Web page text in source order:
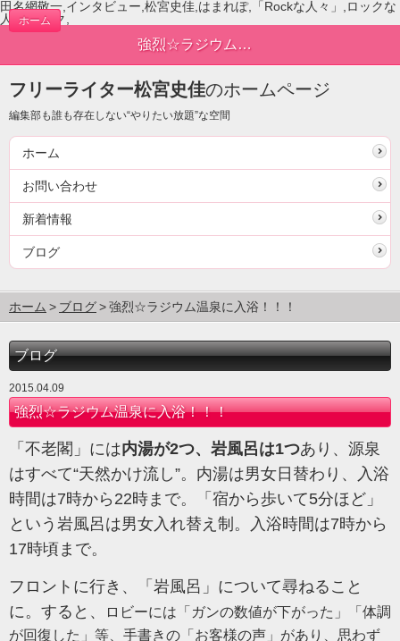
田名網敬一,インタビュー,松宮史佳,はまれぽ,「Rockな人々」,ロックな
人々,ロック,
強烈☆ラジウム温泉に入浴！！！ | ブログ
ホーム
フリーライター松宮史佳のホームページ
編集部も誰も存在しない“やりたい放題”な空間
ホーム
お問い合わせ
新着情報
ブログ
ホーム ブログ 強烈☆ラジウム温泉に入浴！！！
ブログ
2015.04.09
強烈☆ラジウム温泉に入浴！！！
「不老閣」には内湯が2つ、岩風呂は1つあり、源泉
はすべて“天然かけ流し”。内湯は男女日替わり、入浴
時間は7時から22時まで。「宿から歩いて5分ほど」
という岩風呂は男女入れ替え制。入浴時間は7時から
17時頃まで。
フロントに行き、「岩風呂」について尋ねること
に。すると、
ロビーには「ガンの数値が下がった」「体調
が回復した」等、手書きの「お客様の声」があり、思わず